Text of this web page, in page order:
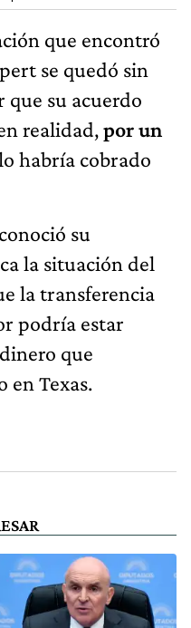
que encontró
se quedó sin
que su acuerdo
realidad,por un
habría cobrado
su
la situación del
la transferencia
podría estar
que
en Texas.